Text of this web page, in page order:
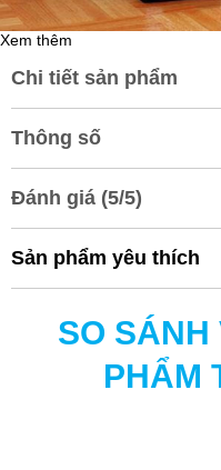
NƯỚC ĐUN SÔI
Xem thêm
Chi tiết sản phẩm
Thông số
Đánh giá (5/5)
Sản phẩm yêu thích
SO
PHẨM